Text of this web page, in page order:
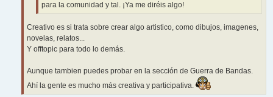
para la comunidad y tal. ¡Ya me diréis algo!
Creativo es si trata sobre crear algo artistico, como dibujos, imagenes,
novelas, relatos...
Y offtopic para todo lo demás.
Aunque tambien puedes probar en la sección de Guerra de Bandas.
Ahí la gente es mucho más creativa y participativa.